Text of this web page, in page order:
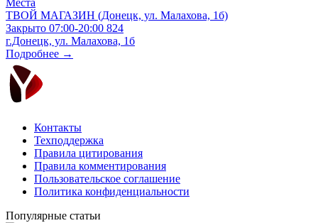
Места
ТВОЙ МАГАЗИН (Донецк, ул. Малахова, 1б)
Закрыто 07:00-20:00 824
г.Донецк, ул. Малахова, 1б
Подробнее →
Контакты
Техподдержка
Правила цитирования
Правила комментирования
Пользовательское соглашение
Политика конфиденциальности
Популярные статьи